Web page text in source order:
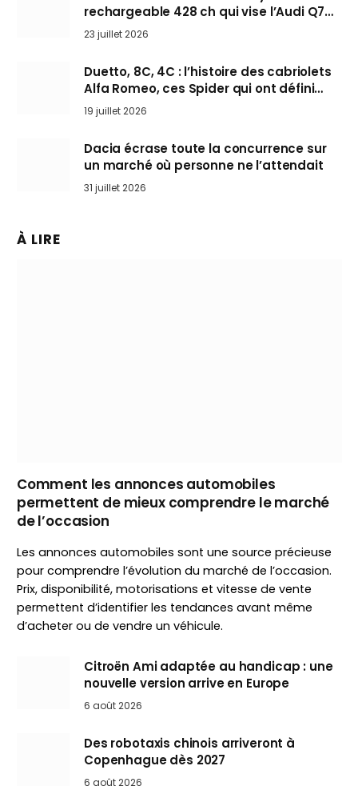
rechargeable 428 ch qui vise l’Audi Q7
arrive en Europe cet automne
23 juillet 2026
Duetto, 8C, 4C : l’histoire des cabriolets
Alfa Romeo, ces Spider qui ont défini
l’art de rouler cheveux au vent
19 juillet 2026
Dacia écrase toute la concurrence sur
un marché où personne ne l’attendait
31 juillet 2026
À LIRE
Comment les annonces automobiles
permettent de mieux comprendre le marché
de l’occasion
Les annonces automobiles sont une source précieuse
pour comprendre l’évolution du marché de l’occasion.
Prix, disponibilité, motorisations et vitesse de vente
permettent d’identifier les tendances avant même
d’acheter ou de vendre un véhicule.
Citroën Ami adaptée au handicap : une
nouvelle version arrive en Europe
6 août 2026
Des robotaxis chinois arriveront à
Copenhague dès 2027
6 août 2026